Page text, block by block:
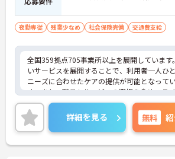
夜勤専従 残業少なめ 社会保険完備 交通費支給
全国359拠点705事業所以上を展開しています
いサービスを展開することで、利用者一人ひ
ニーズに合わせたケアの提供が可能となって
す。また、職員もサービスの選択を含め、ラ
タイルに合わせた働き方の選択肢が多くあり
入社時研修はもちろん、サービス・職種ごとに
カリキュラムが整っており学び成長できる環境
す。
ご興味のある方は面接対策ポイントなどお話
詳細を見る 無料